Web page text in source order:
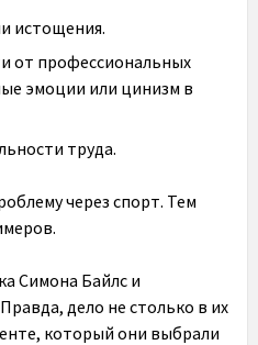
истощения.
от профессиональных
эмоции или цинизм в
труда.
через спорт. Тем
Симона Байлс и
дело не столько в их
который они выбрали